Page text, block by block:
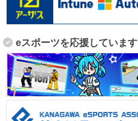
eスポーツを応援しています